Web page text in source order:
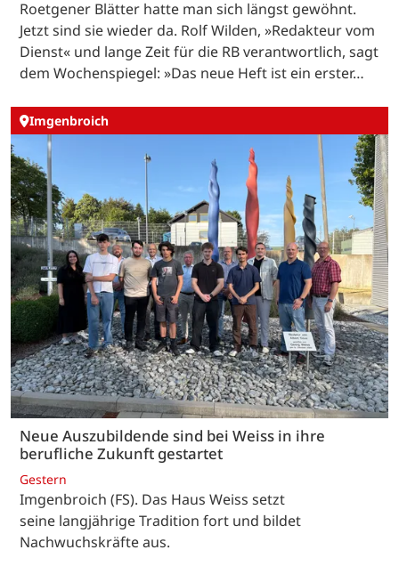
Roetgener Blätter hatte man sich längst gewöhnt.
Jetzt sind sie wieder da. Rolf Wilden, »Redakteur vom
Dienst« und lange Zeit für die RB verantwortlich, sagt
dem Wochenspiegel: »Das neue Heft ist ein erster…
Imgenbroich
Neue Auszubildende sind bei Weiss in ihre
berufliche Zukunft gestartet
Gestern
Imgenbroich (FS). Das Haus Weiss setzt
seine langjährige Tradition fort und bildet
Nachwuchskräfte aus.